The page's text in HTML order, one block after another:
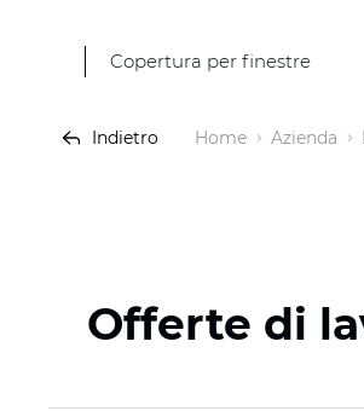
Copertura per finestre
Indietro Home Azienda
Offerte di